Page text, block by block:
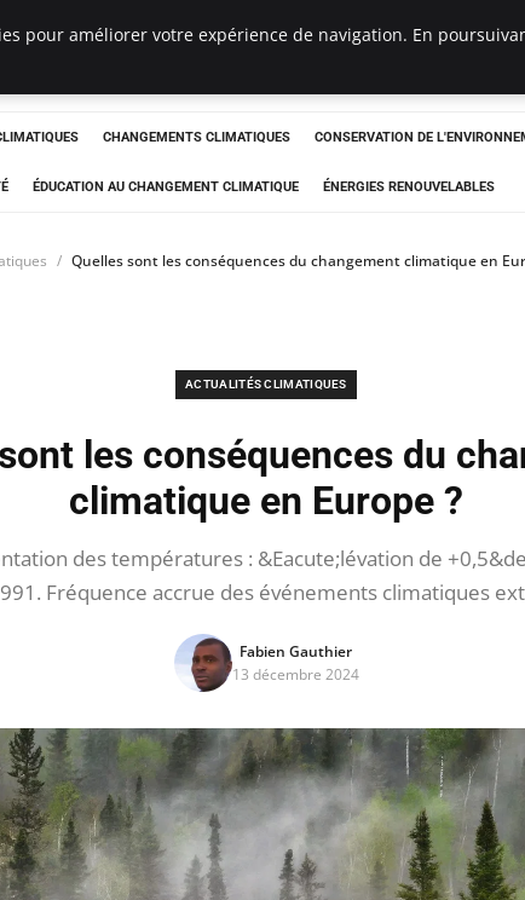
CHANGEMENTS CLIMATIQUES CONSERVATION DE
ÉDUCATION AU CHANGEMENT CLIMATIQUE ÉNERGIES RENOUVELABLES
Quelles sont les conséquences du changement climatique en
ACTUALITÉS CLIMATIQUES
les conséquences du
climatique en Europe ?
des températures : &Eacute;lévation de
Fréquence accrue des événements climatiques
Fabien Gauthier
13 décembre 2024
pour améliorer votre expérience de navigation. En